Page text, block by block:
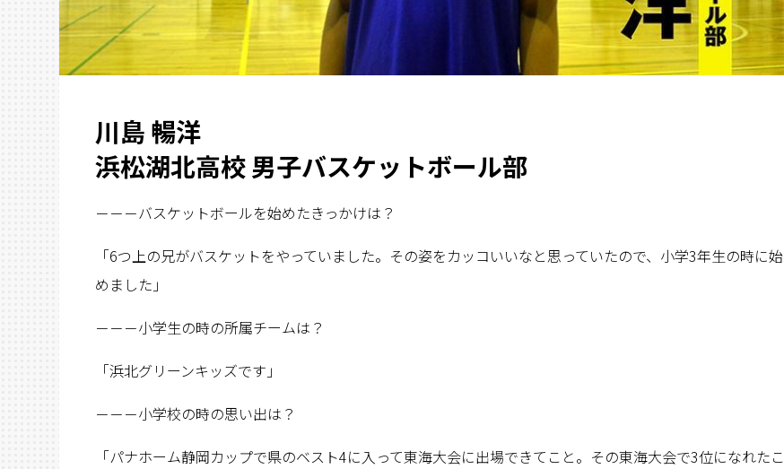
川島 暢洋
浜松湖北高校 男子バスケットボール部
－－－バスケットボールを始めたきっかけは？
「6つ上の兄がバスケットをやっていました。その姿をカッコいいなと思っていたので、小学3年生の時に始
めました」
－－－小学生の時の所属チームは？
「浜北グリーンキッズです」
－－－小学校の時の思い出は？
「パナホーム静岡カップで県のベスト4に入って東海大会に出場できてこと。その東海大会で3位になれたこ